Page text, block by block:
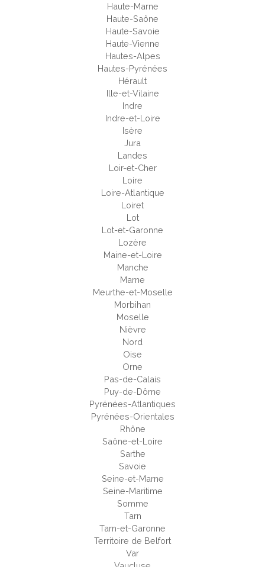
Haute-Marne
Haute-Saône
Haute-Savoie
Haute-Vienne
Hautes-Alpes
Hautes-Pyrénées
Hérault
Ille-et-Vilaine
Indre
Indre-et-Loire
Isère
Jura
Landes
Loir-et-Cher
Loire
Loire-Atlantique
Loiret
Lot
Lot-et-Garonne
Lozère
Maine-et-Loire
Manche
Marne
Meurthe-et-Moselle
Morbihan
Moselle
Nièvre
Nord
Oise
Orne
Pas-de-Calais
Puy-de-Dôme
Pyrénées-Atlantiques
Pyrénées-Orientales
Rhône
Saône-et-Loire
Sarthe
Savoie
Seine-et-Marne
Seine-Maritime
Somme
Tarn
Tarn-et-Garonne
Territoire de Belfort
Var